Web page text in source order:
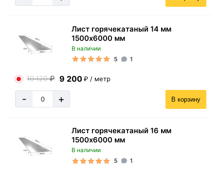
Лист горячекатаный 14 мм
1500х6000 мм
В наличии
5
1
10 120₽ 9 200 ₽ / метр
- + В корзину
Лист горячекатаный 16 мм
1500х6000 мм
В наличии
5
1